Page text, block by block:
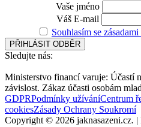
Vaše jméno
Váš E-mail
Souhlasím se
Sledujte nás:
Ministerstvo financí varuje: Účastí
závislost. Zákaz účasti osobám
GDPRPodmínky užíváníCentrum
cookiesZásady Ochrany Soukromí
Copyright © 2026 jaknasazeni.cz. |